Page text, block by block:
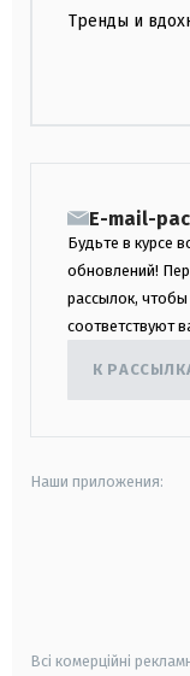
Тренды и
E-mail-
Будьте в курсе
обновлений!
рассылок,
соответствуют
К
Наши приложения:
Всі комерційні